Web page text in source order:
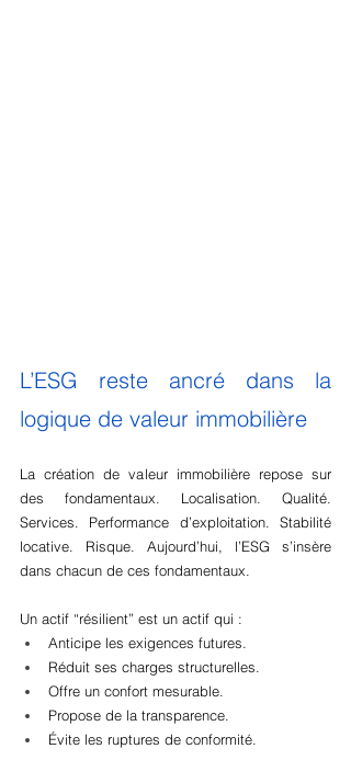
L’ESG reste ancré dans la
logique de valeur immobilière
La création de valeur immobilière repose sur
des fondamentaux. Localisation. Qualité.
Services. Performance d’exploitation. Stabilité
locative. Risque. Aujourd’hui, l’ESG s’insère
dans chacun de ces fondamentaux.
Un actif “résilient” est un actif qui :
Anticipe les exigences futures.
Réduit ses charges structurelles.
Offre un confort mesurable.
Propose de la transparence.
Évite les ruptures de conformité.